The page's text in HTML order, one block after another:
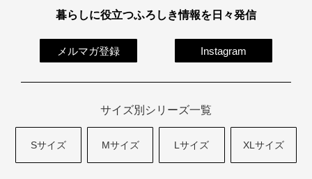
暮らしに役立つふろしき情報を日々発信
メルマガ登録 Instagram
サイズ別シリーズ一覧
Sサイズ Mサイズ Lサイズ XLサイズ